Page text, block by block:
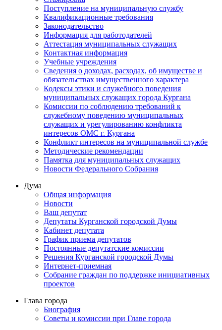
Поступление на муниципальную службу
Квалификационные требования
Законодательство
Информация для работодателей
Аттестация муниципальных служащих
Контактная информация
Учебные учреждения
Сведения о доходах, расходах, об имуществе и
обязательствах имущественного характера
Кодексы этики и служебного поведения
муниципальных служащих города Кургана
Комиссии по соблюдению требований к
служебному поведению муниципальных
служащих и урегулированию конфликта
интересов ОМС г. Кургана
Конфликт интересов на муниципальной службе
Методические рекомендации
Памятка для муниципальных служащих
Новости Федерального Cобрания
Дума
Общая информация
Новости
Ваш депутат
Депутаты Курганской городской Думы
Кабинет депутата
График приема депутатов
Постоянные депутатские комиссии
Решения Курганской городской Думы
Интернет-приемная
Собрание граждан по поддержке инициативных
проектов
Глава города
Биография
Советы и комиссии при Главе города